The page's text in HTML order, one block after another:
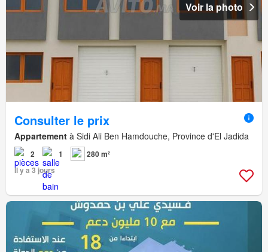
Voir la photo
Consulter le prix
Appartement à Sidi Ali Ben Hamdouche, Province d'El Jadida
2 1
280 m²
Il y a 3 jours